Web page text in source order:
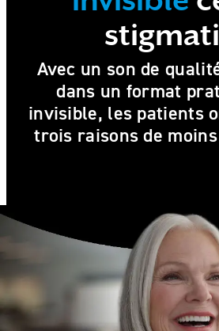
Avec un son de
dans un format
invisible, les patients
trois raisons de